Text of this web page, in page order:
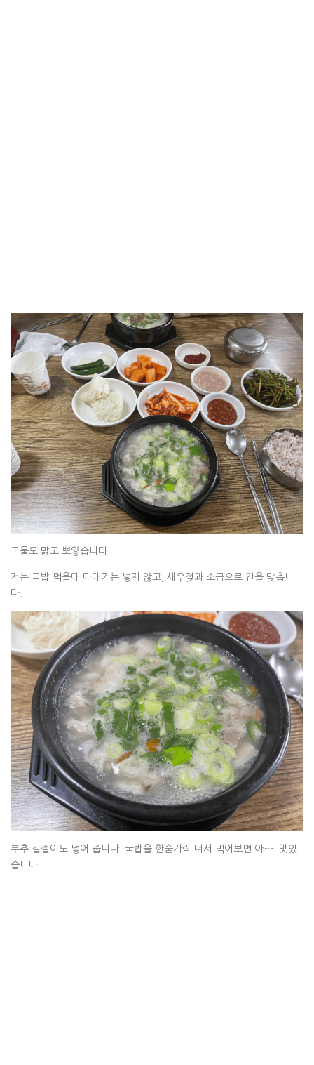
국물도 맑고 뽀얗습니다.
저는 국밥 먹을때 다대기는 넣지 않고, 새우젖과 소금으로 간을 맞춥니
다.
부추 겉절이도 넣어 줍니다. 국밥을 한숟가락 떠서 먹어보면 아~~ 맛있
습니다.